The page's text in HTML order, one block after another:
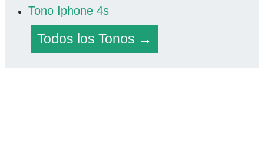
Tono Iphone 4s
Todos los Tonos →